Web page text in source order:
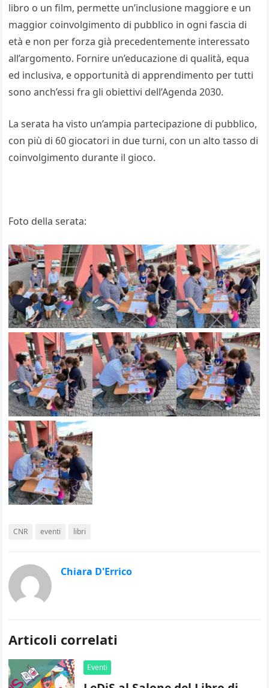
libro o un film, permette un’inclusione maggiore e un
maggior coinvolgimento di pubblico in ogni fascia di
età e non per forza già precedentemente interessato
all’argomento. Fornire un’educazione di qualità, equa
ed inclusiva, e opportunità di apprendimento per tutti
sono anch’essi fra gli obiettivi dell’Agenda 2030.
La serata ha visto un’ampia partecipazione di pubblico,
con più di 60 giocatori in due turni, con un alto tasso di
coinvolgimento durante il gioco.
Foto della serata:
CNR eventi libri
Chiara D'Errico
Articoli correlati
Eventi